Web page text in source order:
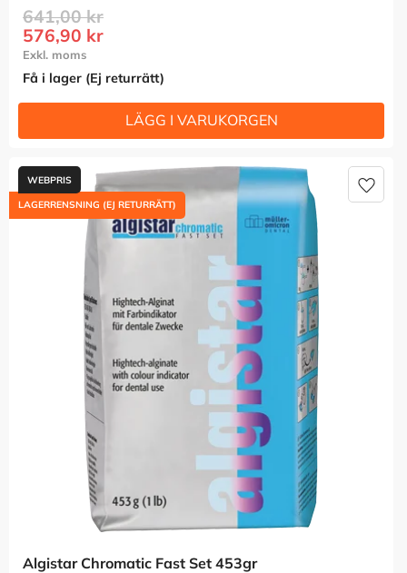
576,90 kr
641,00kr
Få i lager (Ej returrätt)
Algistar Chromatic Fast Set 453gr
LAGERRENSNING (EJ RETURRÄTT)
Lägg